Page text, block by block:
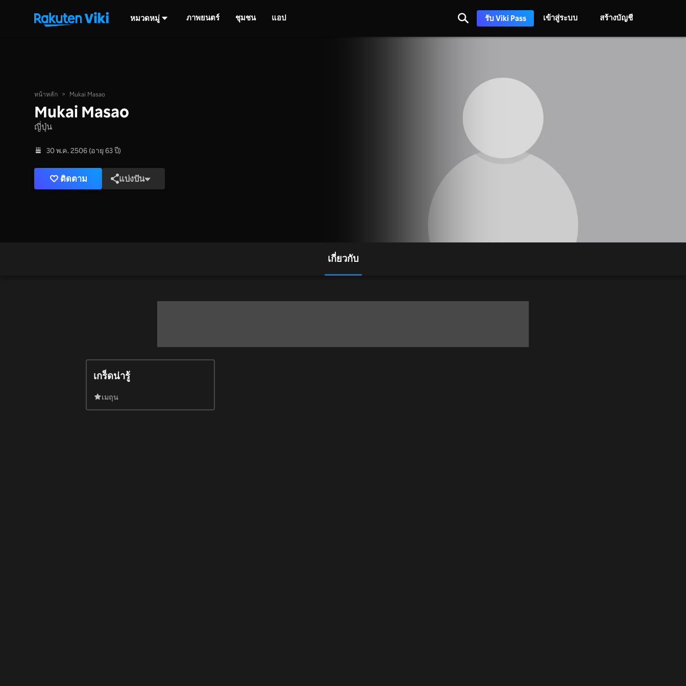
หมวดหมู่ ภาพยนตร์ ชุมชน แอป รับ Viki Pass เข้าสู่ระบบ สร้างบัญชี
หน้าหลัก > Mukai Masao
Mukai Masao
ญี่ปุ่น
30 พ.ค. 2506 (อายุ 63 ปี)
ติดตาม แบ่งปัน
เกี่ยวกับ
เกร็ดน่ารู้
เมถุน